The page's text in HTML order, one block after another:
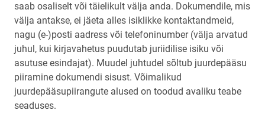
saab osaliselt või täielikult välja anda. Dokumendile, mis
välja antakse, ei jäeta alles isiklikke kontaktandmeid,
nagu (e-)posti aadress või telefoninumber (välja arvatud
juhul, kui kirjavahetus puudutab juriidilise isiku või
asutuse esindajat). Muudel juhtudel sõltub juurdepääsu
piiramine dokumendi sisust. Võimalikud
juurdepääsupiirangute alused on toodud avaliku teabe
seaduses.